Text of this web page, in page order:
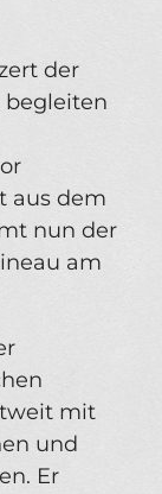
der
begleiten
aus dem
nun der
am
mit
und
Er